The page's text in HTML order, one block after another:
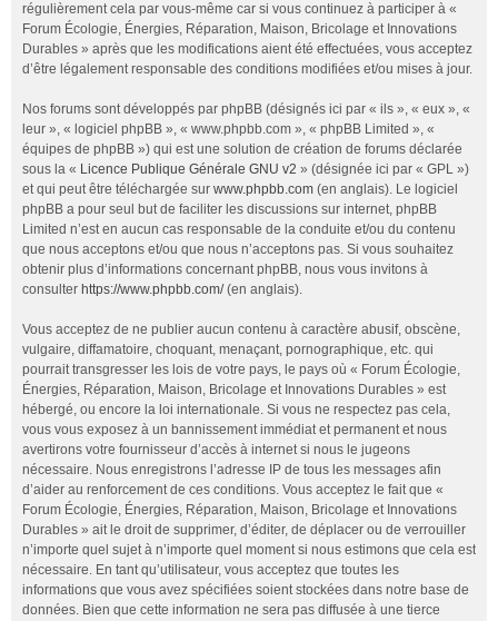
régulièrement cela par vous-même car si vous continuez à participer à «
Forum Écologie, Énergies, Réparation, Maison, Bricolage et Innovations
Durables » après que les modifications aient été effectuées, vous acceptez
d’être légalement responsable des conditions modifiées et/ou mises à jour.
Nos forums sont développés par phpBB (désignés ici par « ils », « eux », «
leur », « logiciel phpBB », « www.phpbb.com », « phpBB Limited », «
équipes de phpBB ») qui est une solution de création de forums déclarée
sous la « Licence Publique Générale GNU v2 » (désignée ici par « GPL »)
et qui peut être téléchargée sur www.phpbb.com (en anglais). Le logiciel
phpBB a pour seul but de faciliter les discussions sur internet, phpBB
Limited n’est en aucun cas responsable de la conduite et/ou du contenu
que nous acceptons et/ou que nous n’acceptons pas. Si vous souhaitez
obtenir plus d’informations concernant phpBB, nous vous invitons à
consulter https://www.phpbb.com/(en anglais).
Vous acceptez de ne publier aucun contenu à caractère abusif, obscène,
vulgaire, diffamatoire, choquant, menaçant, pornographique, etc. qui
pourrait transgresser les lois de votre pays, le pays où « Forum Écologie,
Énergies, Réparation, Maison, Bricolage et Innovations Durables » est
hébergé, ou encore la loi internationale. Si vous ne respectez pas cela,
vous vous exposez à un bannissement immédiat et permanent et nous
avertirons votre fournisseur d’accès à internet si nous le jugeons
nécessaire. Nous enregistrons l’adresse IP de tous les messages afin
d’aider au renforcement de ces conditions. Vous acceptez le fait que «
Forum Écologie, Énergies, Réparation, Maison, Bricolage et Innovations
Durables » ait le droit de supprimer, d’éditer, de déplacer ou de verrouiller
n’importe quel sujet à n’importe quel moment si nous estimons que cela est
nécessaire. En tant qu’utilisateur, vous acceptez que toutes les
informations que vous avez spécifiées soient stockées dans notre base de
données. Bien que cette information ne sera pas diffusée à une tierce